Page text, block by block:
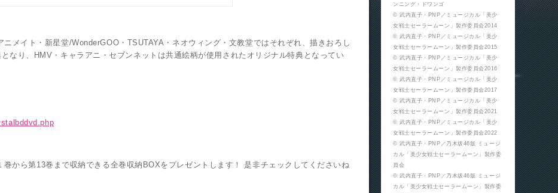
メイト・新星堂/WonderGOO・TSUTAYA・ネオウィング・文教堂ではそれぞれ、描きおろし
なり、HMV・キャラアニ・セブンネットは共通絵柄が使用されたオリジナル特典となってい
から第13巻まで収納できる全巻収納BOXをプレゼントします！ 是非チェックしてくださいね
ンニング・ドワンゴ
© 武内直子・PNP／ミュージカル「美少
女戦士セーラームーン」製作委員会2014
© 武内直子・PNP／ミュージカル「美少
女戦士セーラームーン」製作委員会2015
© 武内直子・PNP／ミュージカル「美少
女戦士セーラームーン」製作委員会2016
© 武内直子・PNP／ミュージカル「美少
女戦士セーラームーン」製作委員会2017
© 武内直子・PNP／ミュージカル「美少
女戦士セーラームーン」製作委員会2021
© 武内直子・PNP／ミュージカル「美少
女戦士セーラームーン」製作委員会2022
© 武内直子・PNP／乃木坂46版 ミュージ
カル「美少女戦士セーラームーン」製作委
員会
© 武内直子・PNP／乃木坂46版 ミュージ
カル「美少女戦士セーラームーン」製作委